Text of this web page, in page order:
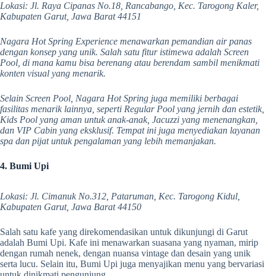
Lokasi: Jl. Raya Cipanas No.18, Rancabango, Kec. Tarogong Kaler,
Kabupaten Garut, Jawa Barat 44151
Nagara Hot Spring Experience menawarkan pemandian air panas
dengan konsep yang unik. Salah satu fitur istimewa adalah Screen
Pool, di mana kamu bisa berenang atau berendam sambil menikmati
konten visual yang menarik.
Selain Screen Pool, Nagara Hot Spring juga memiliki berbagai
fasilitas menarik lainnya, seperti Regular Pool yang jernih dan estetik,
Kids Pool yang aman untuk anak-anak, Jacuzzi yang menenangkan,
dan VIP Cabin yang eksklusif. Tempat ini juga menyediakan layanan
spa dan pijat untuk pengalaman yang lebih memanjakan.
4. Bumi Upi
Lokasi: Jl. Cimanuk No.312, Pataruman, Kec. Tarogong Kidul,
Kabupaten Garut, Jawa Barat 44150
Salah satu kafe yang direkomendasikan untuk dikunjungi di Garut
adalah Bumi Upi. Kafe ini menawarkan suasana yang nyaman, mirip
dengan rumah nenek, dengan nuansa vintage dan desain yang unik
serta lucu. Selain itu, Bumi Upi juga menyajikan menu yang bervariasi